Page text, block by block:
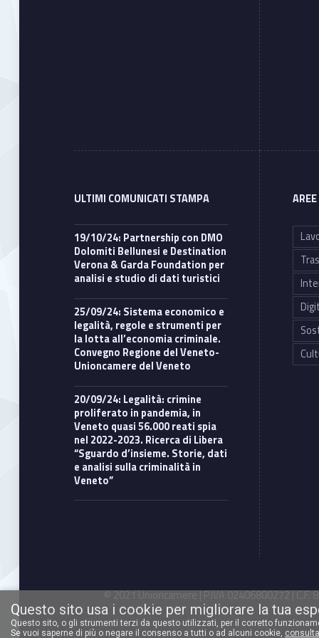
ULTIMI COMUNICATI STAMPA
19/10/24: Partnership con DMO
Dolomiti Bellunesi e Destination
Verona & Garda Foundation per
analisi e studio di dati turistici
25/09/24: Sistema economico e
legalità, regole e strumenti per
la lotta all’economia criminale.
Convegno Regione del Veneto-
Unioncamere del Veneto
20/09/24: Legalità: crimine
proliferato in pandemia, in
Veneto quasi 56.000 reati spia
nel 2022-2023. Ricerca di Libera
“Sguardo d’insieme. Storie, dati
e analisi sulla criminalità in
Veneto”
© 2021 Unioncamere | P.IVA 02406800272 | C.F.
Questo sito usa i cookie per migliorare la tua
Questo sito, o gli strumenti terzi da questo utilizzati, per il corretto
Se vuoi saperne di più o negare il consenso a tutti o ad alcuni cookie,